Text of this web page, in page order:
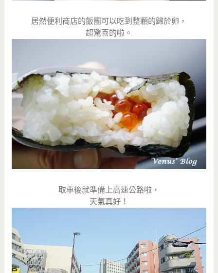
居然便利商店的飯團可以吃到整顆的歸於卵，
超驚喜的啦。
取車後就準備上高速公路啦，
天氣真好！